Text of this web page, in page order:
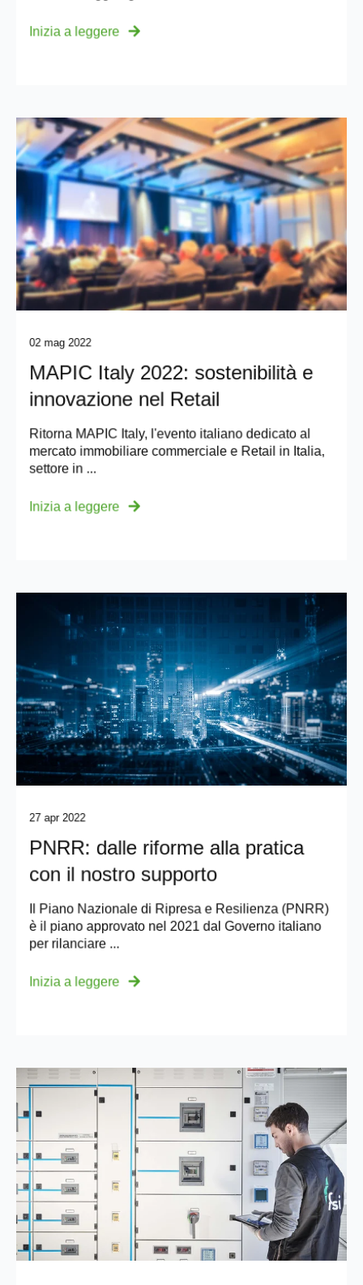
Inizia a leggere
02 mag 2022
MAPIC Italy 2022: sostenibilità e
innovazione nel Retail
Ritorna MAPIC Italy, l'evento italiano dedicato al
mercato immobiliare commerciale e Retail in Italia,
settore in ...
Inizia a leggere
27 apr 2022
PNRR: dalle riforme alla pratica
con il nostro supporto
Il Piano Nazionale di Ripresa e Resilienza (PNRR)
è il piano approvato nel 2021 dal Governo italiano
per rilanciare ...
Inizia a leggere